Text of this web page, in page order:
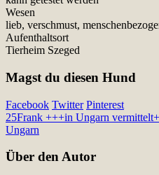
Wesen
lieb, verschmust,
Aufenthaltsort
Tierheim Szeged
Magst du diesen Hund
Facebook Twitter Pinterest
25Frank +++in Ungarn
Ungarn
Über den Autor